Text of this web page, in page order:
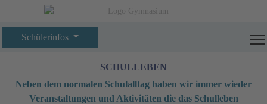
Schülerinfos
SCHULLEBEN
Neben dem normalen Schulalltag haben wir immer wieder
Veranstaltungen und Aktivitäten die das Schulleben